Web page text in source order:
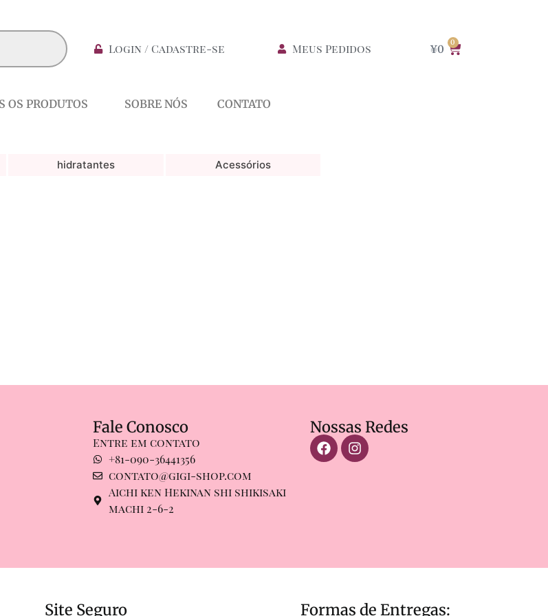
Login / Cadastre-se Meus Pedidos ¥0 0
OS PRODUTOS SOBRE NÓS CONTATO
hidratantes Acessórios
Fale Conosco
Entre em contato
+81-090-36441356
contato@gigi-shop.com
Aichi ken Hekinan shi shikisaki
machi 2-6-2
Nossas Redes
Site Seguro Formas de Entregas: